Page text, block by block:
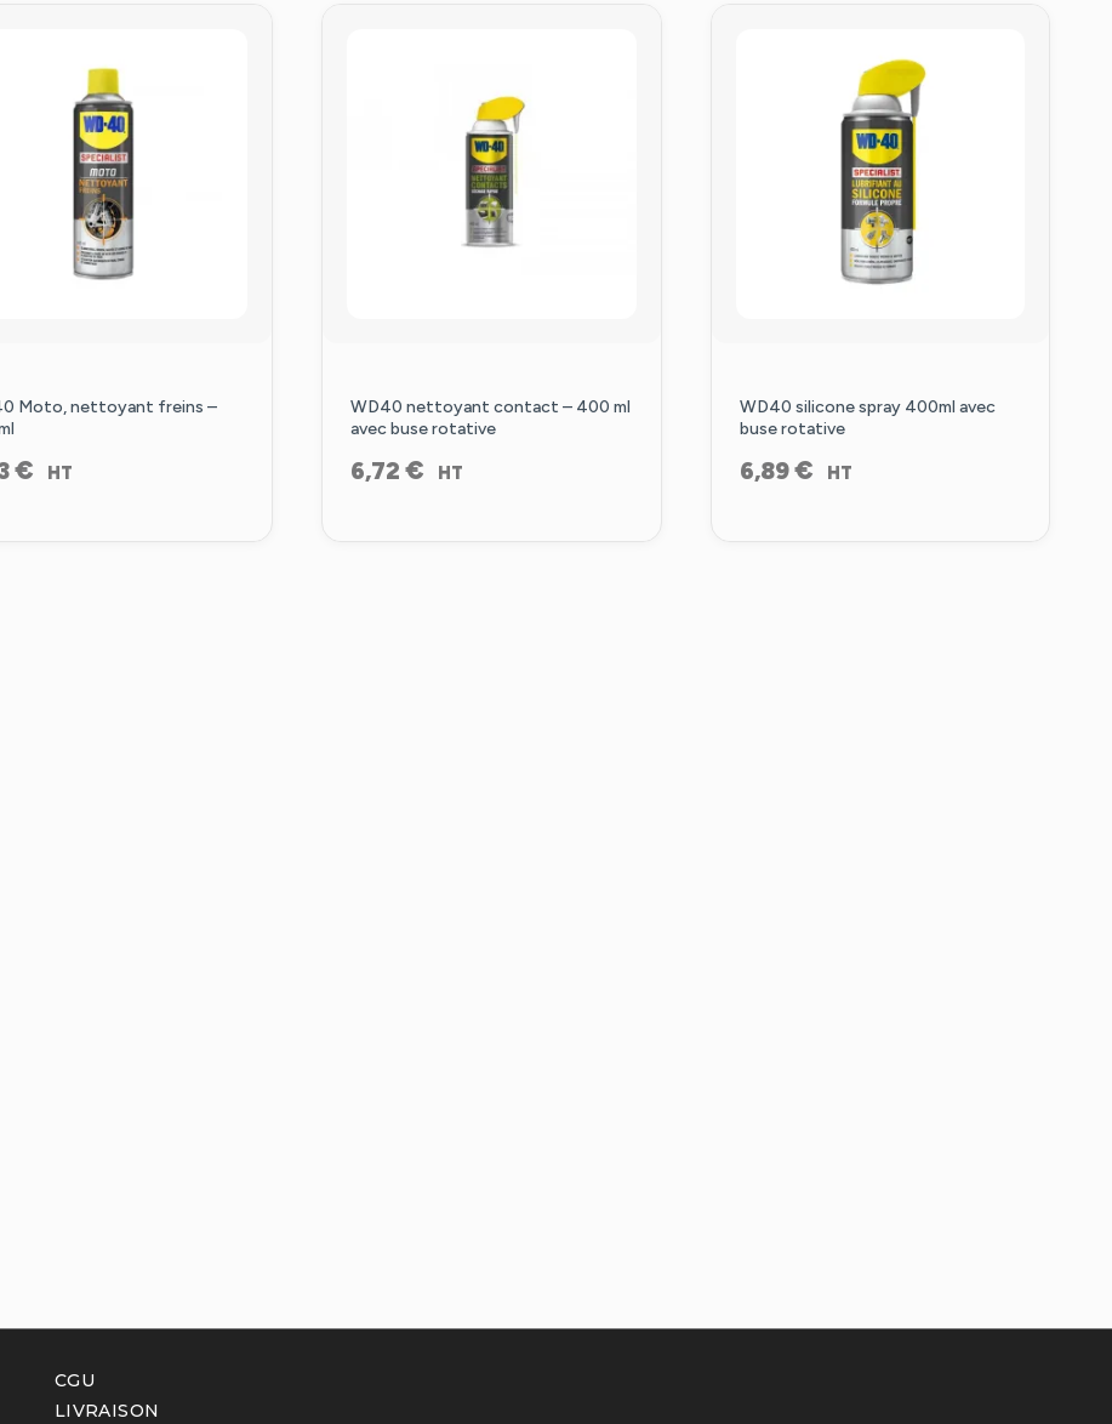
Moto, nettoyant freins –
€ HT
WD40 nettoyant contact – 400 ml
avec buse rotative
6,72 € HT
WD40 silicone spray 400ml avec
buse rotative
6,89€ HT
CGU
LIVRAISON